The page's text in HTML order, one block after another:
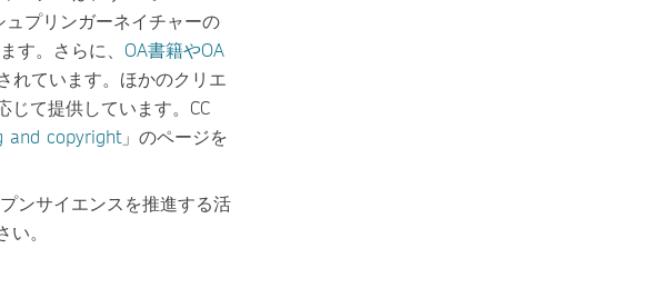
ュプリンガーネイチャーの
す。さらに、 OA書籍やOA
れています。ほかのクリエ
て提供しています。CC
and copyright」のページを
ンサイエンスを推進する活
。